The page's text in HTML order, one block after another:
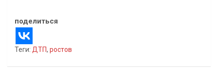
поделиться
Теги: ДТП, ростов